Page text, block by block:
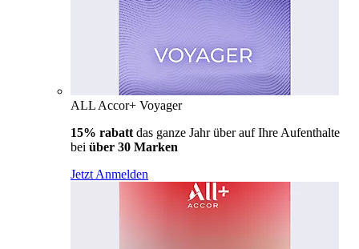
ALL Accor+ Voyager
15% rabatt das ganze Jahr über auf Ihre Aufenthalte
bei über 30 Marken
Jetzt Anmelden